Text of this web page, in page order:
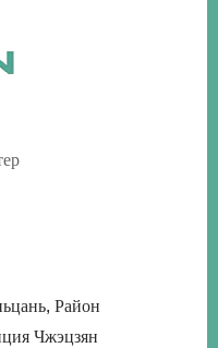
Район
Чжэцзян